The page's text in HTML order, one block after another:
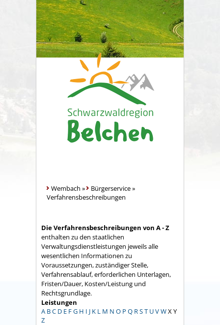
Wembach » Bürgerservice»
Verfahrensbeschreibungen
Die Verfahrensbeschreibungen von A - Z
enthalten zu den staatlichen
Verwaltungsdienstleistungen jeweils alle
wesentlichen Informationen zu
Voraussetzungen, zuständiger Stelle,
Verfahrensablauf, erforderlichen Unterlagen,
Fristen/Dauer, Kosten/Leistung und
Rechtsgrundlage.
Leistungen
A BC D E FG H I J K L M N O P Q RST UVWX Y
Z